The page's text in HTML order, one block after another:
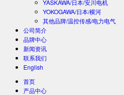
YASKAWA/日本/安川电机
YOKOGAWA/日本/横河
其他品牌/温控传感/电力电气
公司简介
品牌中心
新闻资讯
联系我们
English
首页
产品中心